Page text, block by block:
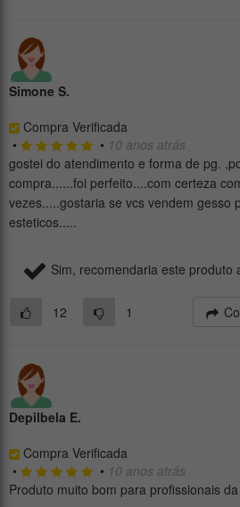
Simone S.
Compra Verificada
•
• 10 anos atrás
gostei do atendimento e forma de pg.
compra......foi perfeito....com certeza
vezes.....gostaria se vcs vendem gesso
esteticos.....
Sim, recomendaria este produto
12 1
Depilbela E.
Compra Verificada
•
• 10 anos atrás
Produto muito bom para profissionais